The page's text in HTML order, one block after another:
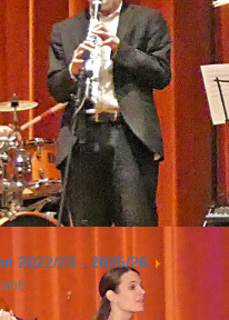
2022/23 - 2025/26